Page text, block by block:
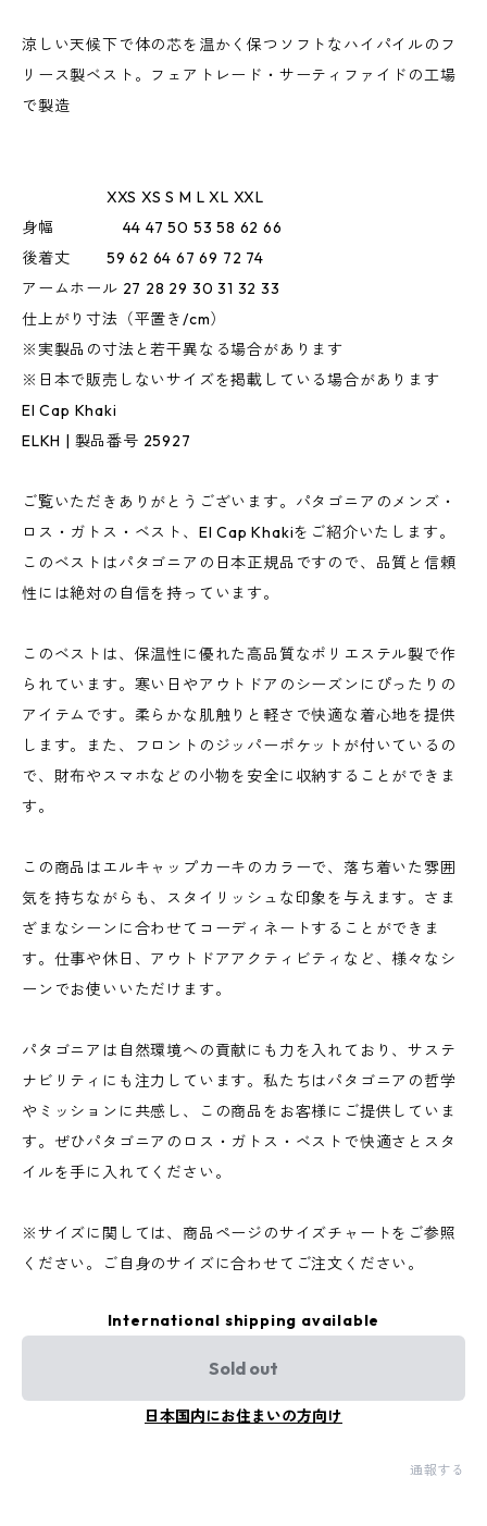
涼しい天候下で体の芯を温かく保つソフトなハイパイルのフ
リース製ベスト。フェアトレード・サーティファイドの工場
で製造
XXS XS S M L XL XXL
身幅 44 47 50 53 58 62 66
後着丈 59 62 64 67 69 72 74
アームホール 27 28 29 30 31 32 33
仕上がり寸法（平置き/cm）
※実製品の寸法と若干異なる場合があります
※日本で販売しないサイズを掲載している場合があります
El Cap Khaki
ELKH | 製品番号 25927
ご覧いただきありがとうございます。パタゴニアのメンズ・
ロス・ガトス・ベスト、El Cap Khakiをご紹介いたします。
このベストはパタゴニアの日本正規品ですので、品質と信頼
性には絶対の自信を持っています。
このベストは、保温性に優れた高品質なポリエステル製で作
られています。寒い日やアウトドアのシーズンにぴったりの
アイテムです。柔らかな肌触りと軽さで快適な着心地を提供
します。また、フロントのジッパーポケットが付いているの
で、財布やスマホなどの小物を安全に収納することができま
す。
この商品はエルキャップカーキのカラーで、落ち着いた雰囲
気を持ちながらも、スタイリッシュな印象を与えます。さま
ざまなシーンに合わせてコーディネートすることができま
す。仕事や休日、アウトドアアクティビティなど、様々なシ
ーンでお使いいただけます。
パタゴニアは自然環境への貢献にも力を入れており、サステ
ナビリティにも注力しています。私たちはパタゴニアの哲学
やミッションに共感し、この商品をお客様にご提供していま
す。ぜひパタゴニアのロス・ガトス・ベストで快適さとスタ
イルを手に入れてください。
※サイズに関しては、商品ページのサイズチャートをご参照
ください。ご自身のサイズに合わせてご注文ください。
International shipping available
Sold out
日本国内にお住まいの方向け
通報する